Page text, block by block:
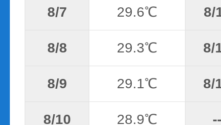
8/7 29.6℃ 8/
8/8 29.3℃ 8/
8/9 29.1℃ 8/
8/10 28.9℃ --